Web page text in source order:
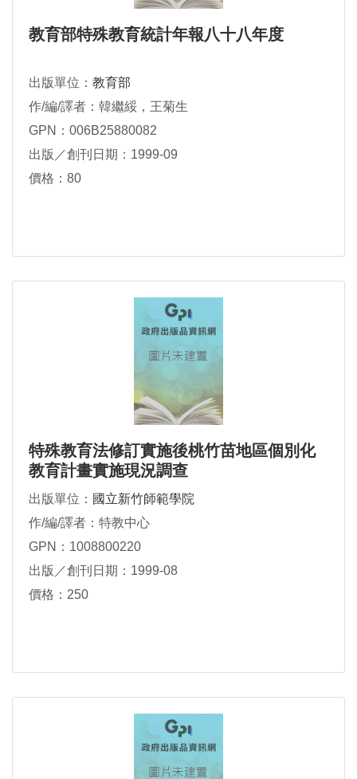
教育部特殊教育統計年報八十八年度
出版單位： 教育部
作/編/譯者：韓繼綏，王菊生
GPN：006B25880082
出版／創刊日期：1999-09
價格：80
特殊教育法修訂實施後桃竹苗地區個別化
教育計畫實施現況調查
出版單位： 國立新竹師範學院
作/編/譯者：特教中心
GPN：1008800220
出版／創刊日期：1999-08
價格：250